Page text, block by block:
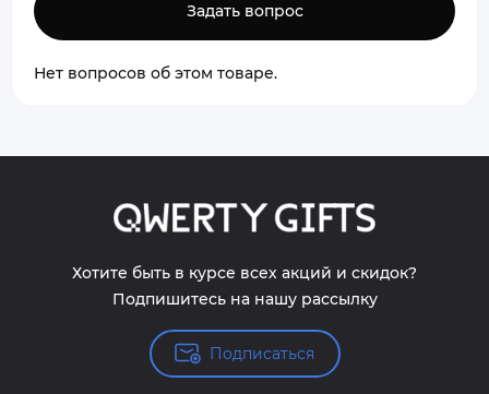
Задать вопрос
Нет вопросов об этом товаре.
Хотите быть в курсе всех акций и скидок?
Подпишитесь на нашу рассылку
Подписаться